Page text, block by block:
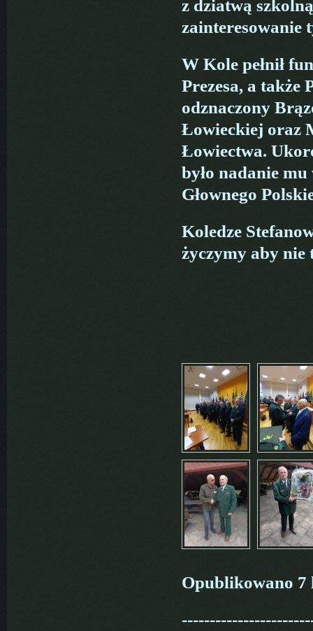
z dziatwą
zainteresowanie
W Kole pełnił
Prezesa, a także
odznaczony
Łowieckiej oraz
Łowiectwa.
było nadanie
Głownego
Koledze
życzymy aby nie
Opublikowano 7